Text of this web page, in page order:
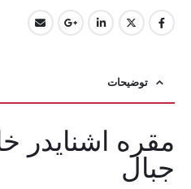
توضیحات
مقره اشنایدر
جبال